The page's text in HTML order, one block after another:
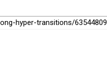
hyper-transitions/63544809